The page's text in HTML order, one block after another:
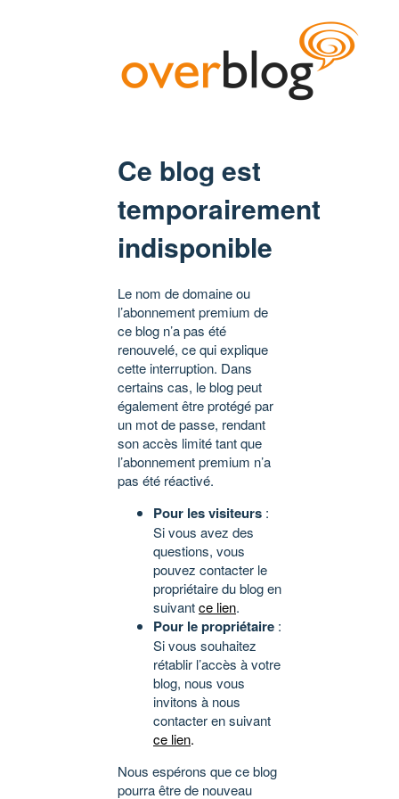
Ce blog est
temporairement
indisponible
Le nom de domaine ou
l’abonnement premium de
ce blog n’a pas été
renouvelé, ce qui explique
cette interruption. Dans
certains cas, le blog peut
également être protégé par
un mot de passe, rendant
son accès limité tant que
l’abonnement premium n’a
pas été réactivé.
Pour les visiteurs :
Si vous avez des
questions, vous
pouvez contacter le
propriétaire du blog en
suivantce lien.
Pour le propriétaire :
Si vous souhaitez
rétablir l’accès à votre
blog, nous vous
invitons à nous
contacter en suivant
ce lien.
Nous espérons que ce blog
pourra être de nouveau